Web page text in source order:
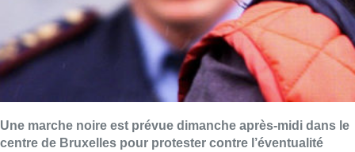
Une marche noire est prévue dimanche après-midi dans le
centre de Bruxelles pour protester contre l’éventualité